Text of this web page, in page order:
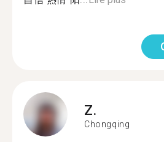
Z.
Chongqing